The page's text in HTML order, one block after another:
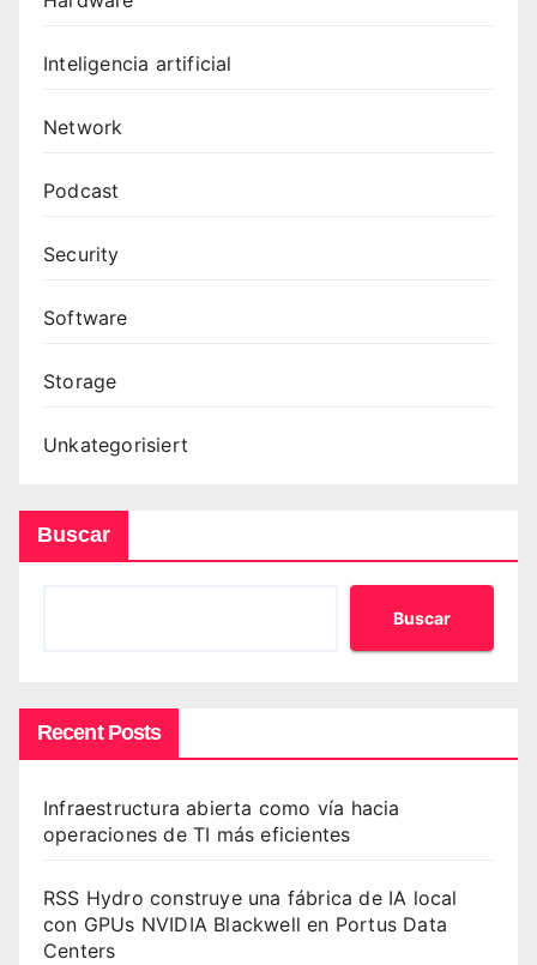
Inteligencia artificial
Network
Podcast
Security
Software
Storage
Unkategorisiert
Buscar
Buscar
Recent Posts
Infraestructura abierta como vía hacia
operaciones de TI más eficientes
RSS Hydro construye una fábrica de IA local
con GPUs NVIDIA Blackwell en Portus Data
Centers